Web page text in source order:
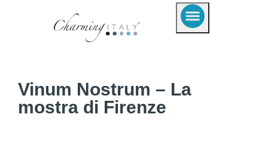
Vinum Nostrum – La
mostra di Firenze